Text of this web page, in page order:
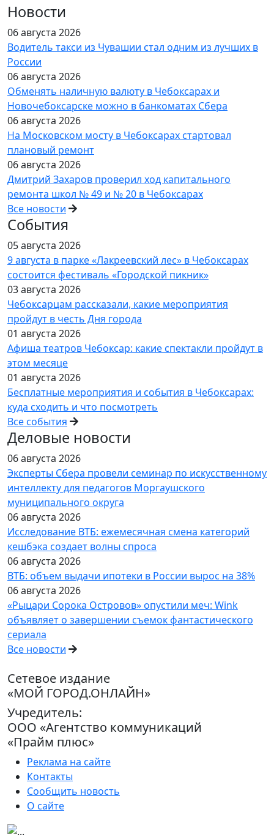
Новости
06 августа 2026
Водитель такси из Чувашии стал одним из лучших в
России
06 августа 2026
Обменять наличную валюту в Чебоксарах и
Новочебоксарске можно в банкоматах Сбера
06 августа 2026
На Московском мосту в Чебоксарах стартовал
плановый ремонт
06 августа 2026
Дмитрий Захаров проверил ход капитального
ремонта школ № 49 и № 20 в Чебоксарах
Все новости
События
05 августа 2026
9 августа в парке «Лакреевский лес» в Чебоксарах
состоится фестиваль «Городской пикник»
03 августа 2026
Чебоксарцам рассказали, какие мероприятия
пройдут в честь Дня города
01 августа 2026
Афиша театров Чебоксар: какие спектакли пройдут в
этом месяце
01 августа 2026
Бесплатные мероприятия и события в Чебоксарах:
куда сходить и что посмотреть
Все события
Деловые новости
06 августа 2026
Эксперты Сбера провели семинар по искусственному
интеллекту для педагогов Моргаушского
муниципального округа
06 августа 2026
Исследование ВТБ: ежемесячная смена категорий
кешбэка создает волны спроса
06 августа 2026
ВТБ: объем выдачи ипотеки в России вырос на 38%
06 августа 2026
«Рыцари Сорока Островов» опустили меч: Wink
объявляет о завершении съемок фантастического
сериала
Все новости
Сетевое издание
«МОЙ ГОРОД.ОНЛАЙН»
Учредитель:
ООО «Агентство коммуникаций
«Прайм плюс»
Реклама на сайте
Контакты
Сообщить новость
О сайте